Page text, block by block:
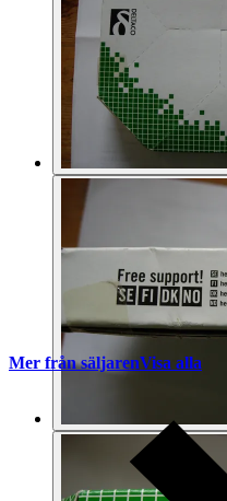
Mer från säljarenVisa alla